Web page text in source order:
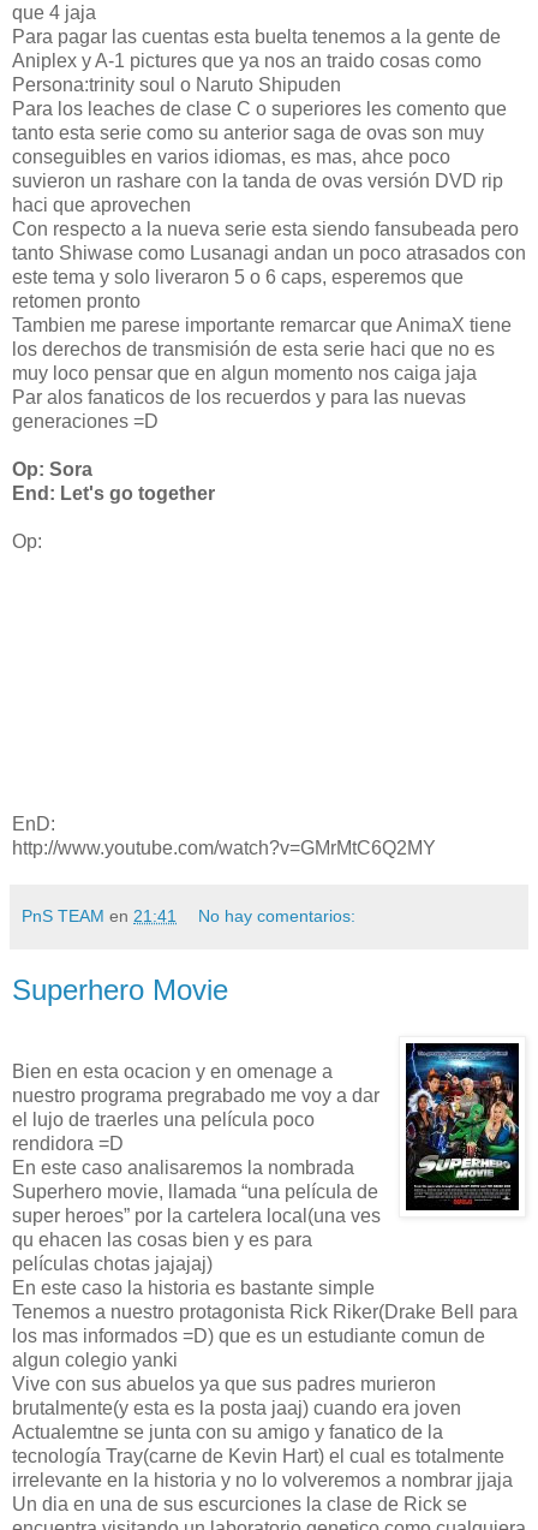
que 4 jaja
Para pagar las cuentas esta buelta tenemos a la gente de
Aniplex y A-1 pictures que ya nos an traido cosas como
Persona:trinity soul o Naruto Shipuden
Para los leaches de clase C o superiores les comento que
tanto esta serie como su anterior saga de ovas son muy
conseguibles en varios idiomas, es mas, ahce poco
suvieron un rashare con la tanda de ovas versión DVD rip
haci que aprovechen
Con respecto a la nueva serie esta siendo fansubeada pero
tanto Shiwase como Lusanagi andan un poco atrasados con
este tema y solo liveraron 5 o 6 caps, esperemos que
retomen pronto
Tambien me parese importante remarcar que AnimaX tiene
los derechos de transmisión de esta serie haci que no es
muy loco pensar que en algun momento nos caiga jaja
Par alos fanaticos de los recuerdos y para las nuevas
generaciones =D
Op: Sora
End: Let's go together
Op:
EnD:
http://www.youtube.com/watch?v=GMrMtC6Q2MY
PnS TEAM en 21:41 No hay comentarios:
Superhero Movie
Bien en esta ocacion y en omenage a
nuestro programa pregrabado me voy a dar
el lujo de traerles una película poco
rendidora =D
En este caso analisaremos la nombrada
Superhero movie, llamada “una película de
super heroes” por la cartelera local(una ves
qu ehacen las cosas bien y es para
películas chotas jajajaj)
En este caso la historia es bastante simple
Tenemos a nuestro protagonista Rick Riker(Drake Bell para
los mas informados =D) que es un estudiante comun de
algun colegio yanki
Vive con sus abuelos ya que sus padres murieron
brutalmente(y esta es la posta jaaj) cuando era joven
Actualemtne se junta con su amigo y fanatico de la
tecnología Tray(carne de Kevin Hart) el cual es totalmente
irrelevante en la historia y no lo volveremos a nombrar jjaja
Un dia en una de sus escurciones la clase de Rick se